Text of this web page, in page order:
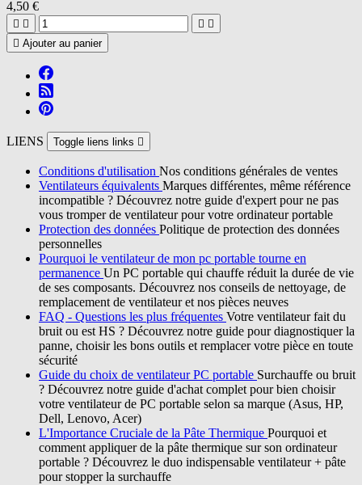
4,50 €
   
 Ajouter au panier
LIENS Toggle liens links 
Conditions d'utilisation Nos conditions générales de ventes
Ventilateurs équivalents Marques différentes, même référence
incompatible ? Découvrez notre guide d'expert pour ne pas
vous tromper de ventilateur pour votre ordinateur portable
Protection des données Politique de protection des données
personnelles
Pourquoi le ventilateur de mon pc portable tourne en
permanence Un PC portable qui chauffe réduit la durée de vie
de ses composants. Découvrez nos conseils de nettoyage, de
remplacement de ventilateur et nos pièces neuves
FAQ - Questions les plus fréquentes Votre ventilateur fait du
bruit ou est HS ? Découvrez notre guide pour diagnostiquer la
panne, choisir les bons outils et remplacer votre pièce en toute
sécurité
Guide du choix de ventilateur PC portable Surchauffe ou bruit
? Découvrez notre guide d'achat complet pour bien choisir
votre ventilateur de PC portable selon sa marque (Asus, HP,
Dell, Lenovo, Acer)
L'Importance Cruciale de la Pâte Thermique Pourquoi et
comment appliquer de la pâte thermique sur son ordinateur
portable ? Découvrez le duo indispensable ventilateur + pâte
pour stopper la surchauffe